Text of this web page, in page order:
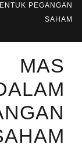
PEGANGAN
SAHAM
MAS